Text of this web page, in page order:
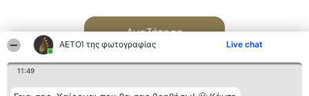
ΑΕΤΟΊ της φωτογραφίας Live chat
11:49
Αναζήτηση